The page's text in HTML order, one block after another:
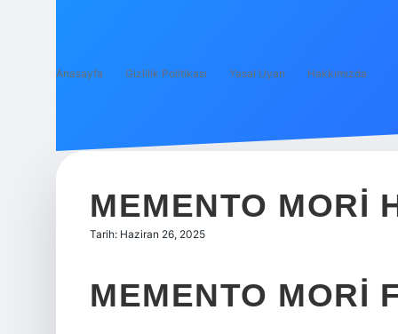
Anasayfa Gizlilik Politikası Yasal Uyarı Hakkımızda
MEMENTO MORI
Tarih: Haziran 26, 2025
MEMENTO MORI